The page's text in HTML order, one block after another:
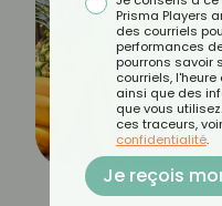
Prisma Players
des courriels
performances
pourrons savoir
courriels,
ainsi que des
que vous
ces traceurs,
confidentialité.
Je reçois